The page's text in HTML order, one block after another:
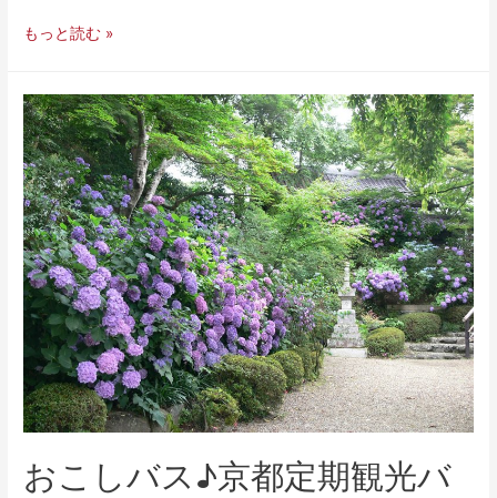
もっと読む »
おこしバス♪京都定期観光バ